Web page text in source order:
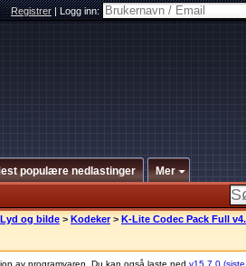
Registrer|Logg inn:
populære nedlastinger Mer
Lyd og bilde > Kodeker > K-Lite Codec Pack Full
av programvaren. Du kan også laste ned v15.7.0